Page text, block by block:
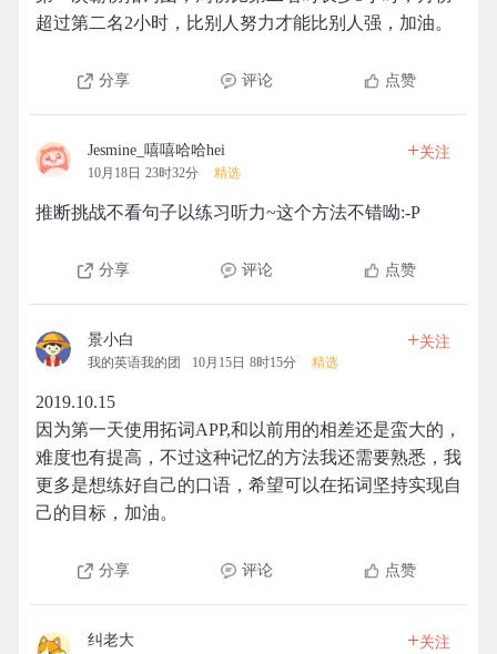
超过第二名2小时，比别人努力才能比别人强，加油。
分享 评论 点赞
Jesmine_嘻嘻哈哈hei
10月18日 23时32分 精选
+关注
推断挑战不看句子以练习听力~这个方法不错呦:-P
分享 评论 点赞
景小白
我的英语我的团 10月15日 8时15分 精选
+关注
2019.10.15
因为第一天使用拓词APP,和以前用的相差还是蛮大的，
难度也有提高，不过这种记忆的方法我还需要熟悉，我
更多是想练好自己的口语，希望可以在拓词坚持实现自
己的目标，加油。
分享 评论 点赞
纠老大 +关注